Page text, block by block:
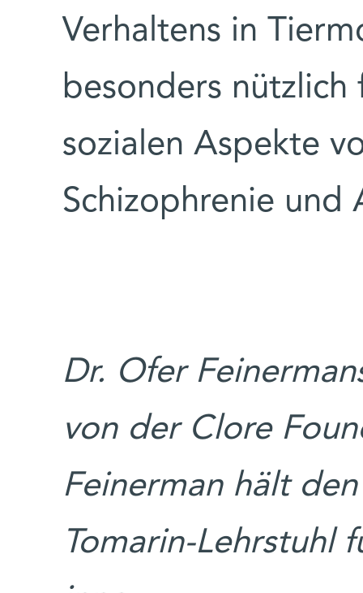
Verhaltens in
besonders
sozialen Aspekte
Schizophrenie und
Dr. Ofer
von der Clore
Feinerman hält
Tomarin-Lehrstuhl